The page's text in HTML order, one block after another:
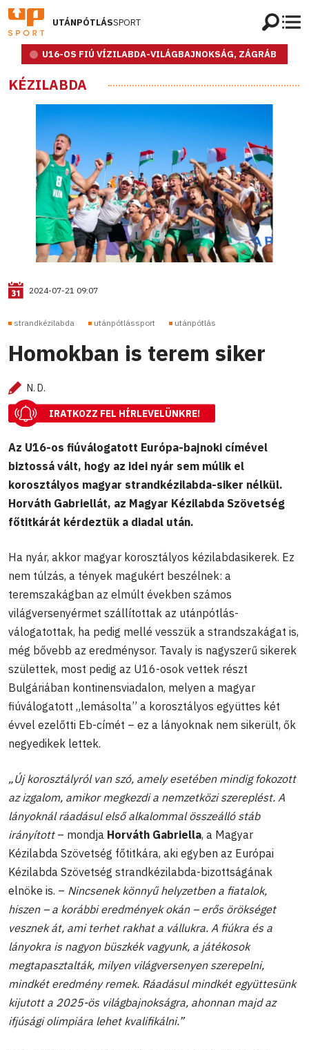
UTÁNPÓTLÁSSPORT
U16-OS FIÚ VÍZILABDA-VILÁGBAJNOKSÁG, ZÁGRÁB
KÉZILABDA
2024-07-21 09:07
strandkézilabda utánpótlássport utánpótlás
Homokban is terem siker
N. D.
IRATKOZZ FEL HÍRLEVELÜNKRE!
Az U16-os fiúválogatott Európa-bajnoki címével
biztossá vált, hogy az idei nyár sem múlik el
korosztályos magyar strandkézilabda-siker nélkül.
Horváth Gabriellát, az Magyar Kézilabda Szövetség
főtitkárát kérdeztük a diadal után.
Ha nyár, akkor magyar korosztályos kézilabdasikerek. Ez
nem túlzás, a tények magukért beszélnek: a
teremszakágban az elmúlt években számos
világversenyérmet szállítottak az utánpótlás-
válogatottak, ha pedig mellé vesszük a strandszakágat is,
még bővebb az eredménysor. Tavaly is nagyszerű sikerek
születtek, most pedig az U16-osok vettek részt
Bulgáriában kontinensviadalon, melyen a magyar
fiúválogatott „lemásolta” a korosztályos együttes két
évvel ezelőtti Eb-címét – ez a lányoknak nem sikerült, ők
negyedikek lettek.
„Új korosztályról van szó, amely esetében mindig fokozott
az izgalom, amikor megkezdi a nemzetközi szereplést. A
lányoknál ráadásul első alkalommal összeálló stáb
irányított– mondja Horváth Gabriella, a Magyar
Kézilabda Szövetség főtitkára, aki egyben az Európai
Kézilabda Szövetség strandkézilabda-bizottságának
elnöke is. – Nincsenek könnyű helyzetben a fiatalok,
hiszen – a korábbi eredmények okán – erős örökséget
vesznek át, ami terhet rakhat a vállukra. A fiúkra és a
lányokra is nagyon büszkék vagyunk, a játékosok
megtapasztalták, milyen világversenyen szerepelni,
mindkét eredmény remek. Ráadásul mindkét együttesünk
kijutott a 2025-ös világbajnokságra, ahonnan majd az
ifjúsági olimpiára lehet kvalifikálni.”